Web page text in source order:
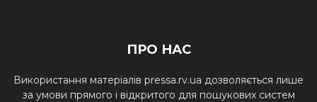
ПРО НАС
Використання матеріалів pressa.rv.ua дозволяється лише
за умови прямого і відкритого для пошукових систем